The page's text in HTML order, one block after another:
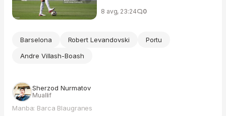
8 avg, 23:24 0
Barselona Robert Levandovski
Portu
Andre Villash-Boash
Sherzod Nurmatov
Muallif
Manba: Barca Blaugranes